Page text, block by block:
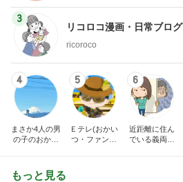
3
リコロコ漫画・日常ブログ
ricoroco
4
まさか4人の男
の子のおかあ
5
Ｅテレ(おかい
つ・ファンタ
6
近距離に住ん
でいる義両親
もっと見る